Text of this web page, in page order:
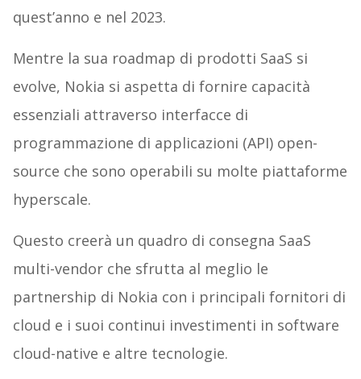
quest’anno e nel 2023.
Mentre la sua roadmap di prodotti SaaS si
evolve, Nokia si aspetta di fornire capacità
essenziali attraverso interfacce di
programmazione di applicazioni (API) open-
source che sono operabili su molte piattaforme
hyperscale.
Questo creerà un quadro di consegna SaaS
multi-vendor che sfrutta al meglio le
partnership di Nokia con i principali fornitori di
cloud e i suoi continui investimenti in software
cloud-native e altre tecnologie.